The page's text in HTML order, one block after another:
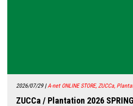
2026/07/29| A-net ONLINE STORE, ZUCCa,
ZUCCa / Plantation 2026